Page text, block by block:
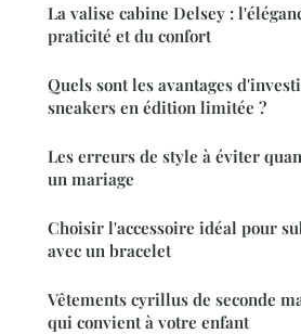
La valise cabine Delsey :
praticité et du confort
Quels sont les avantages
sneakers en édition limitée ?
Les erreurs de style à éviter
un mariage
Choisir l'accessoire idéal pour
avec un bracelet
Vêtements cyrillus de seconde
qui convient à votre enfant